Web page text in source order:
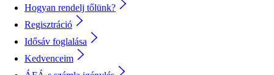
Hogyan rendelj tőlünk?
Regisztráció
Idősáv foglalása
Kedvenceim